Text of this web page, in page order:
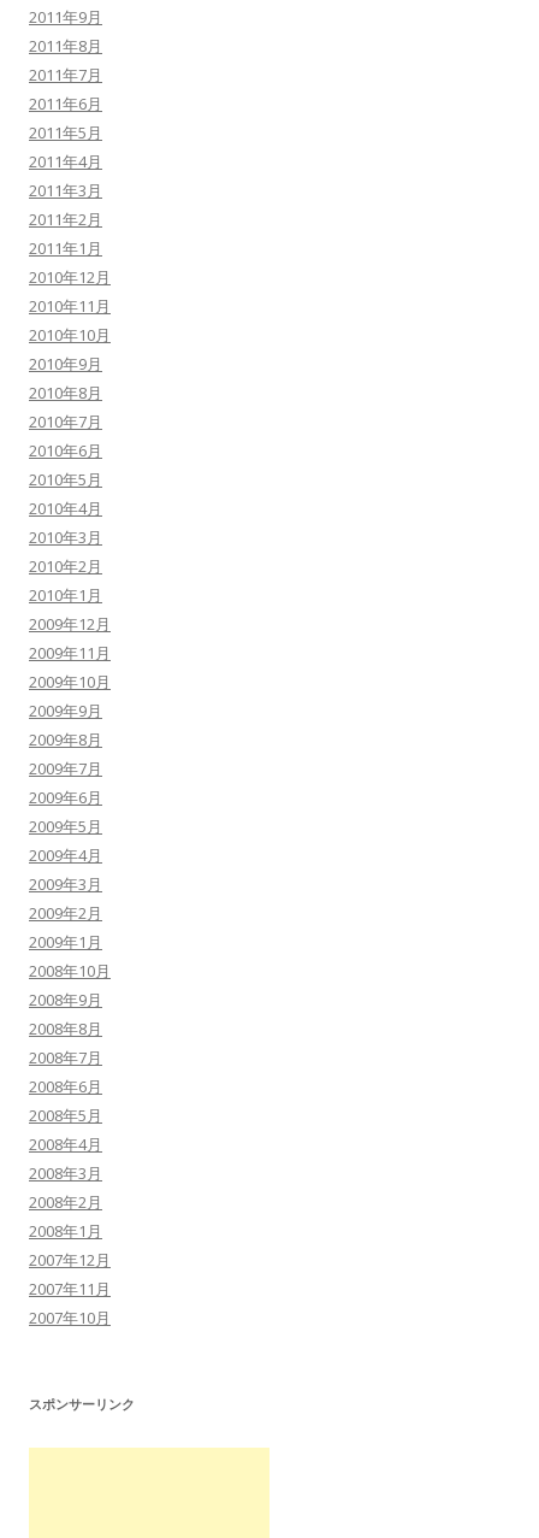
2011年9月
2011年8月
2011年7月
2011年6月
2011年5月
2011年4月
2011年3月
2011年2月
2011年1月
2010年12月
2010年11月
2010年10月
2010年9月
2010年8月
2010年7月
2010年6月
2010年5月
2010年4月
2010年3月
2010年2月
2010年1月
2009年12月
2009年11月
2009年10月
2009年9月
2009年8月
2009年7月
2009年6月
2009年5月
2009年4月
2009年3月
2009年2月
2009年1月
2008年10月
2008年9月
2008年8月
2008年7月
2008年6月
2008年5月
2008年4月
2008年3月
2008年2月
2008年1月
2007年12月
2007年11月
2007年10月
スポンサーリンク